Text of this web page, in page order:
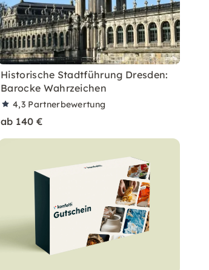
Historische Stadtführung Dresden:
Barocke Wahrzeichen
4,3 Partnerbewertung
ab 140 €